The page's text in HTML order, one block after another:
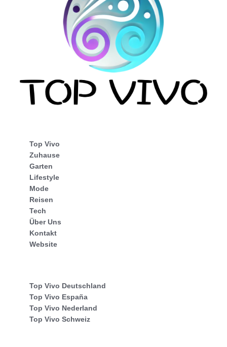
Top Vivo
Zuhause
Garten
Lifestyle
Mode
Reisen
Tech
Über Uns
Kontakt
Website
Top Vivo Deutschland
Top Vivo España
Top Vivo Nederland
Top Vivo Schweiz